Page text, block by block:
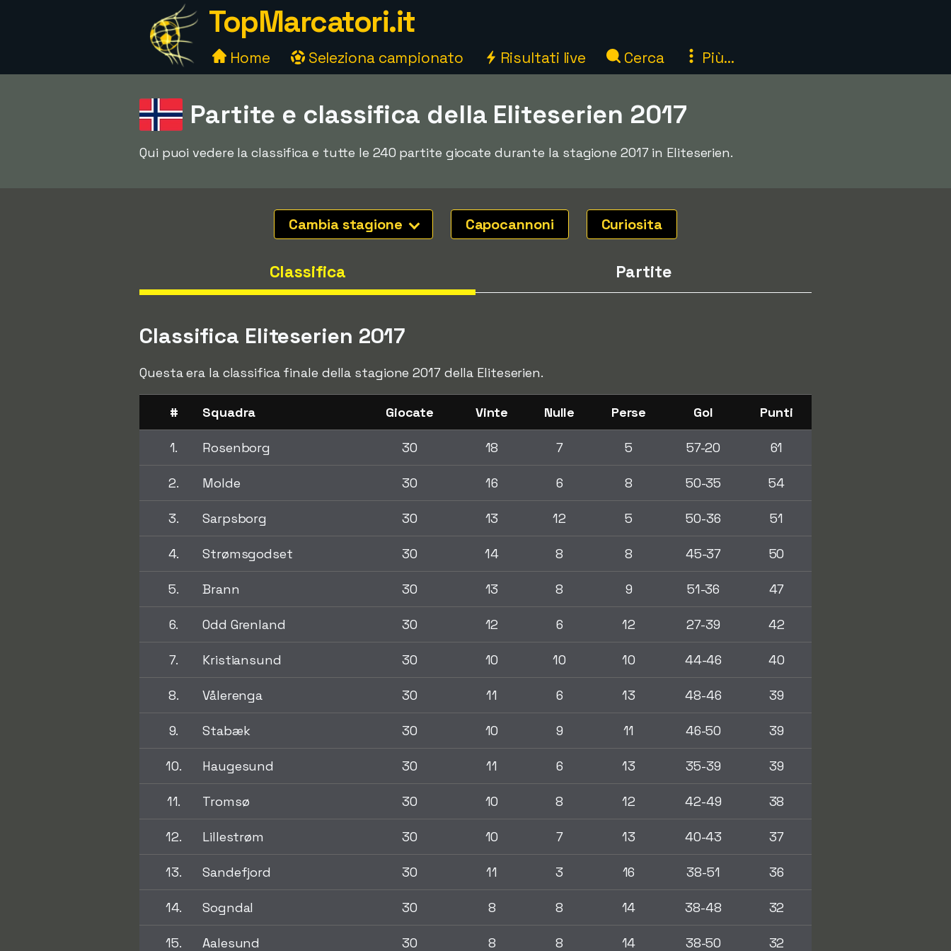
TopMarcatori.it
Home Seleziona campionato Risultati live Cerca Più...
Partite e classifica della Eliteserien 2017
Qui puoi vedere la classifica e tutte le 240 partite giocate durante la stagione 2017 in Eliteserien.
Cambia stagione Capocannoni Curiosita
Classifica Partite
Classifica Eliteserien 2017
Questa era la classifica finale della stagione 2017 della Eliteserien.
# Squadra Giocate Vinte Nulle Perse Gol Punti
1. Rosenborg 30 18 7 5 57-20 61
2. Molde 30 16 6 8 50-35 54
3. Sarpsborg 30 13 12 5 50-36 51
4. Strømsgodset 30 14 8 8 45-37 50
5. Brann 30 13 8 9 51-36 47
6. Odd Grenland 30 12 6 12 27-39 42
7. Kristiansund 30 10 10 10 44-46 40
8. Vålerenga 30 11 6 13 48-46 39
9. Stabæk 30 10 9 11 46-50 39
10. Haugesund 30 11 6 13 35-39 39
11. Tromsø 30 10 8 12 42-49 38
12. Lillestrøm 30 10 7 13 40-43 37
13. Sandefjord 30 11 3 16 38-51 36
14. Sogndal 30 8 8 14 38-48 32
15. Aalesund 30 8 8 14 38-50 32